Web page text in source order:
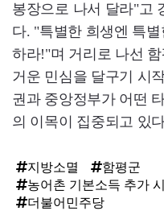
봉장으로 나서 달라"고
다. "특별한 희생엔 특
하라!"며 거리로 나선
거운 민심을 달구기 시
권과 중앙정부가 어떤
의 이목이 집중되고 있
지방소멸
함평군
농어촌 기본소득 추가
더불어민주당